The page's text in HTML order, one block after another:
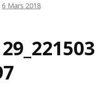
6 Mars 2018